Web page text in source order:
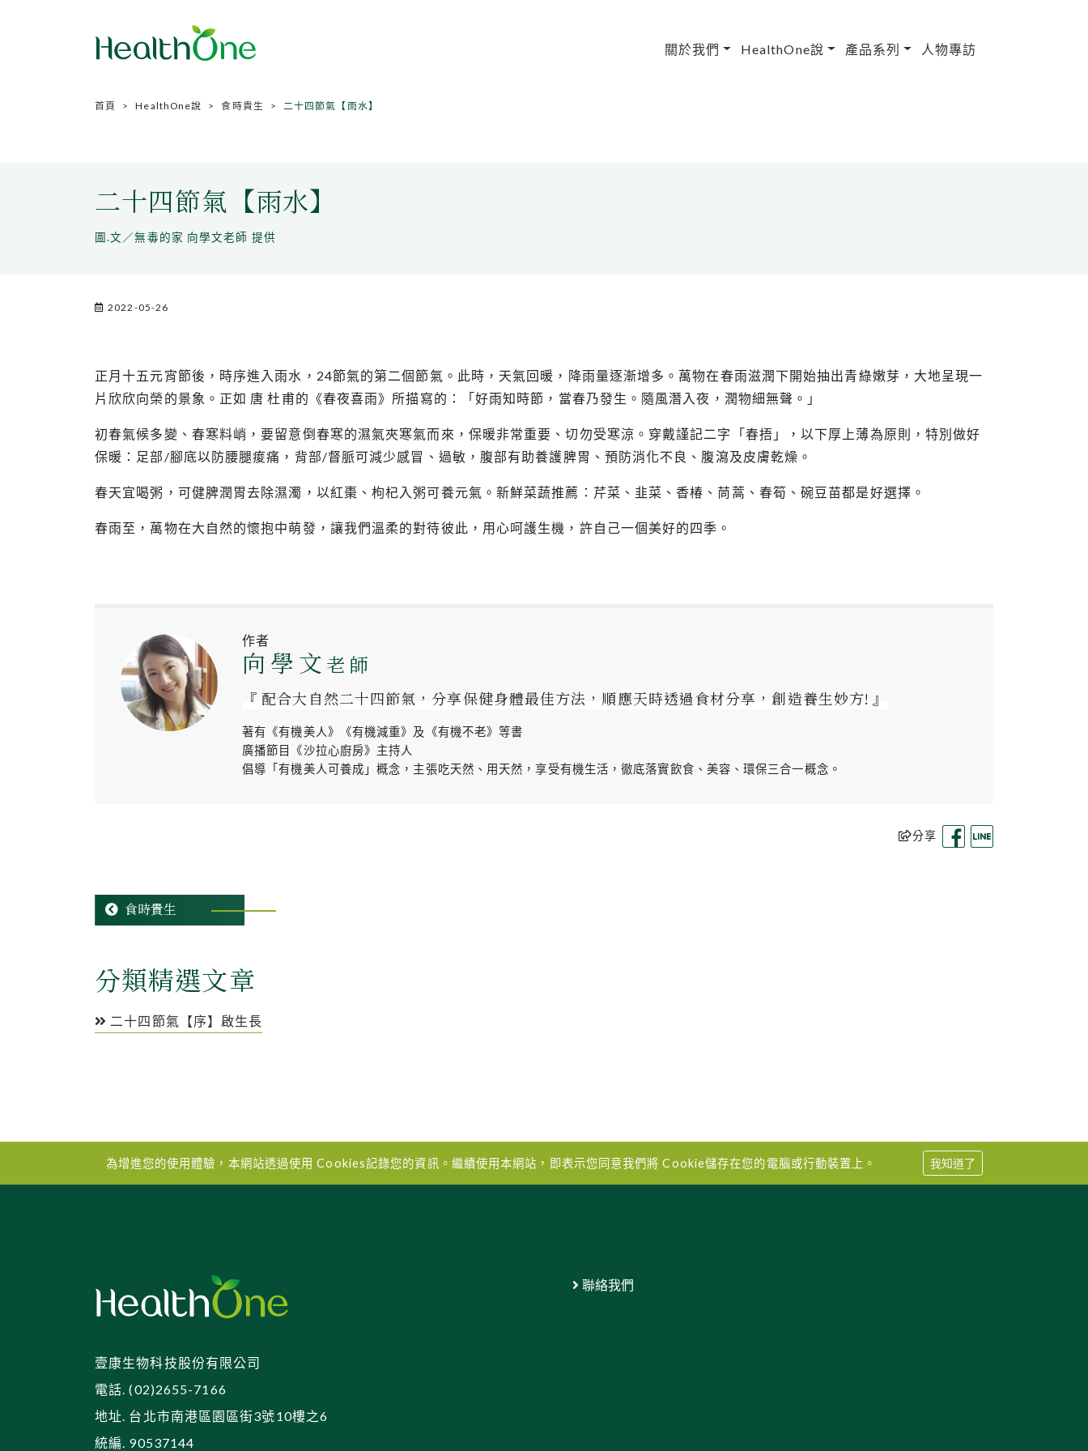
關於我們 HealthOne說 產品系列 人物專訪
首頁 HealthOne說 食時貴生 二十四節氣【雨水】
二十四節氣【雨水】
圖.文／無毒的家 向學文老師 提供
2022-05-26
正月十五元宵節後，時序進入雨水，24節氣的第二個節氣。此時，天氣回暖，降雨量逐漸增多。萬物在春雨滋潤下開始抽出青綠嫩芽，大地呈現一
片欣欣向榮的景象。正如 唐 杜甫的《春夜喜雨》所描寫的：「好雨知時節，當春乃發生。隨風潛入夜，潤物細無聲。」
初春氣候多變、春寒料峭，要留意倒春寒的濕氣夾寒氣而來，保暖非常重要、切勿受寒涼。穿戴謹記二字「春捂」，以下厚上薄為原則，特別做好
保暖：足部/腳底以防腰腿痠痛，背部/督脈可減少感冒、過敏，腹部有助養護脾胃、預防消化不良、腹瀉及皮膚乾燥。
春天宜喝粥，可健脾潤胃去除濕濁，以紅棗、枸杞入粥可養元氣。新鮮菜蔬推薦：芹菜、韭菜、香椿、茼蒿、春筍、碗豆苗都是好選擇。
春雨至，萬物在大自然的懷抱中萌發，讓我們溫柔的對待彼此，用心呵護生機，許自己一個美好的四季。
作者
向學文 老師
『 配合大自然二十四節氣，分享保健身體最佳方法，順應天時透過食材分享，創造養生妙方! 』
著有《有機美人》《有機減重》及《有機不老》等書
廣播節目《沙拉心廚房》主持人
倡導「有機美人可養成」概念，主張吃天然、用天然，享受有機生活，徹底落實飲食、美容、環保三合一概念。
分享
食時貴生
分類精選文章
二十四節氣【序】啟生長
為增進您的使用體驗，本網站透過使用 Cookies記錄您的資訊。繼續使用本網站，即表示您同意我們將 Cookie儲存在您的電腦或行動裝置上。 我知道了
聯絡我們
壹康生物科技股份有限公司
電話. (02)2655-7166
地址. 台北市南港區園區街3號10樓之6
統編. 90537144